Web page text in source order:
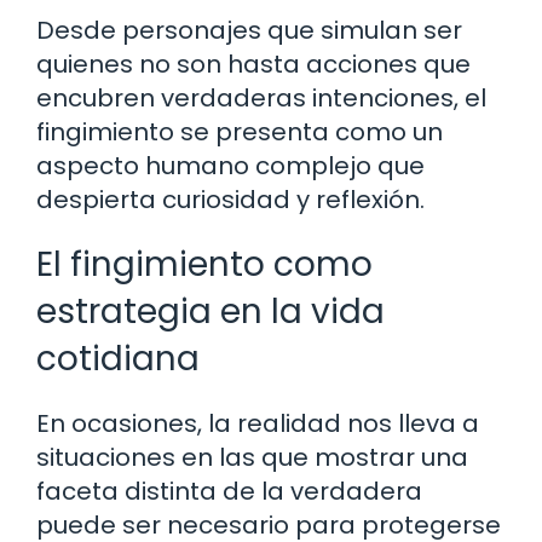
Desde personajes que simulan ser
quienes no son hasta acciones que
encubren verdaderas intenciones, el
fingimiento se presenta como un
aspecto humano complejo que
despierta curiosidad y reflexión.
El fingimiento como
estrategia en la vida
cotidiana
En ocasiones, la realidad nos lleva a
situaciones en las que mostrar una
faceta distinta de la verdadera
puede ser necesario para protegerse